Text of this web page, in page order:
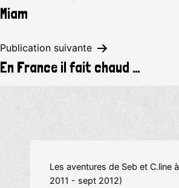
de
l’article
Miam
Publication suivante
En France il fait chaud …
Les aventures de Seb et C.line
2011 - sept 2012)